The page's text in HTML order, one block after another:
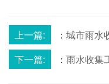
上一篇: ： 城市雨水
下一篇:
： 雨水收集